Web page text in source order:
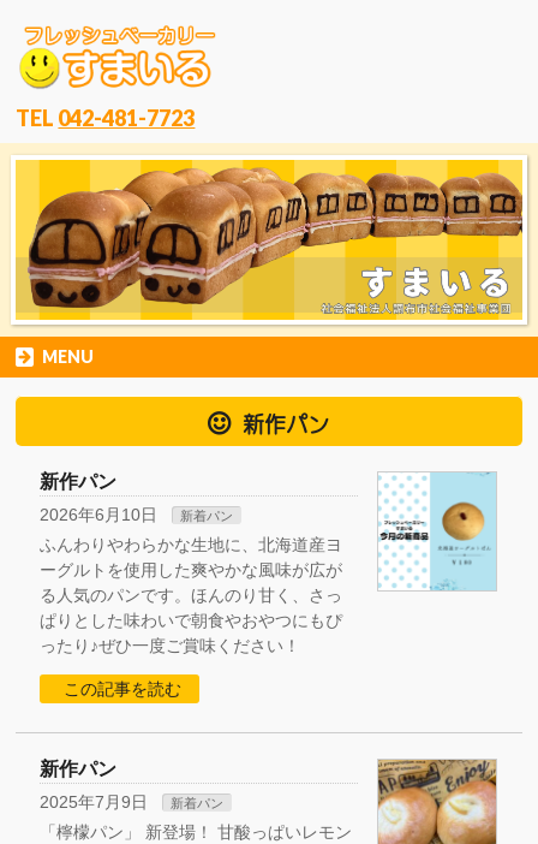
TEL 042-481-7723
MENU
新作パン
新作パン
2026年6月10日 新着パン
ふんわりやわらかな生地に、北海道産ヨ
ーグルトを使用した爽やかな風味が広が
る人気のパンです。ほんのり甘く、さっ
ぱりとした味わいで朝食やおやつにもぴ
ったり♪ぜひ一度ご賞味ください！
この記事を読む
新作パン
2025年7月9日 新着パン
「檸檬パン」 新登場！ 甘酸っぱいレモン